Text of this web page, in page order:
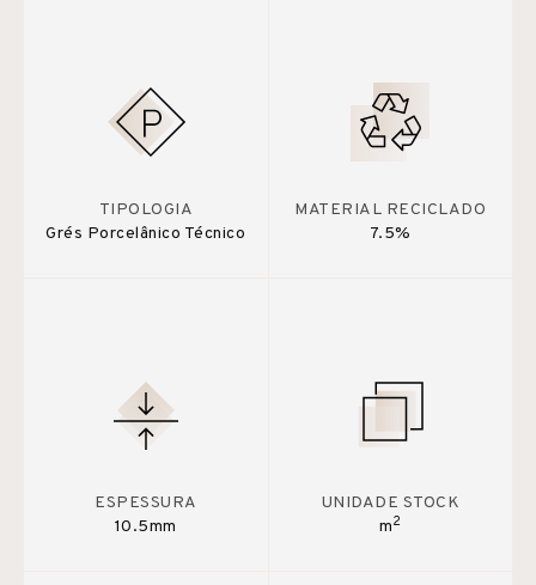
TIPOLOGIA
Grés Porcelânico Técnico
MATERIAL RECICLADO
7.5%
ESPESSURA
10.5mm
UNIDADE STOCK
m2